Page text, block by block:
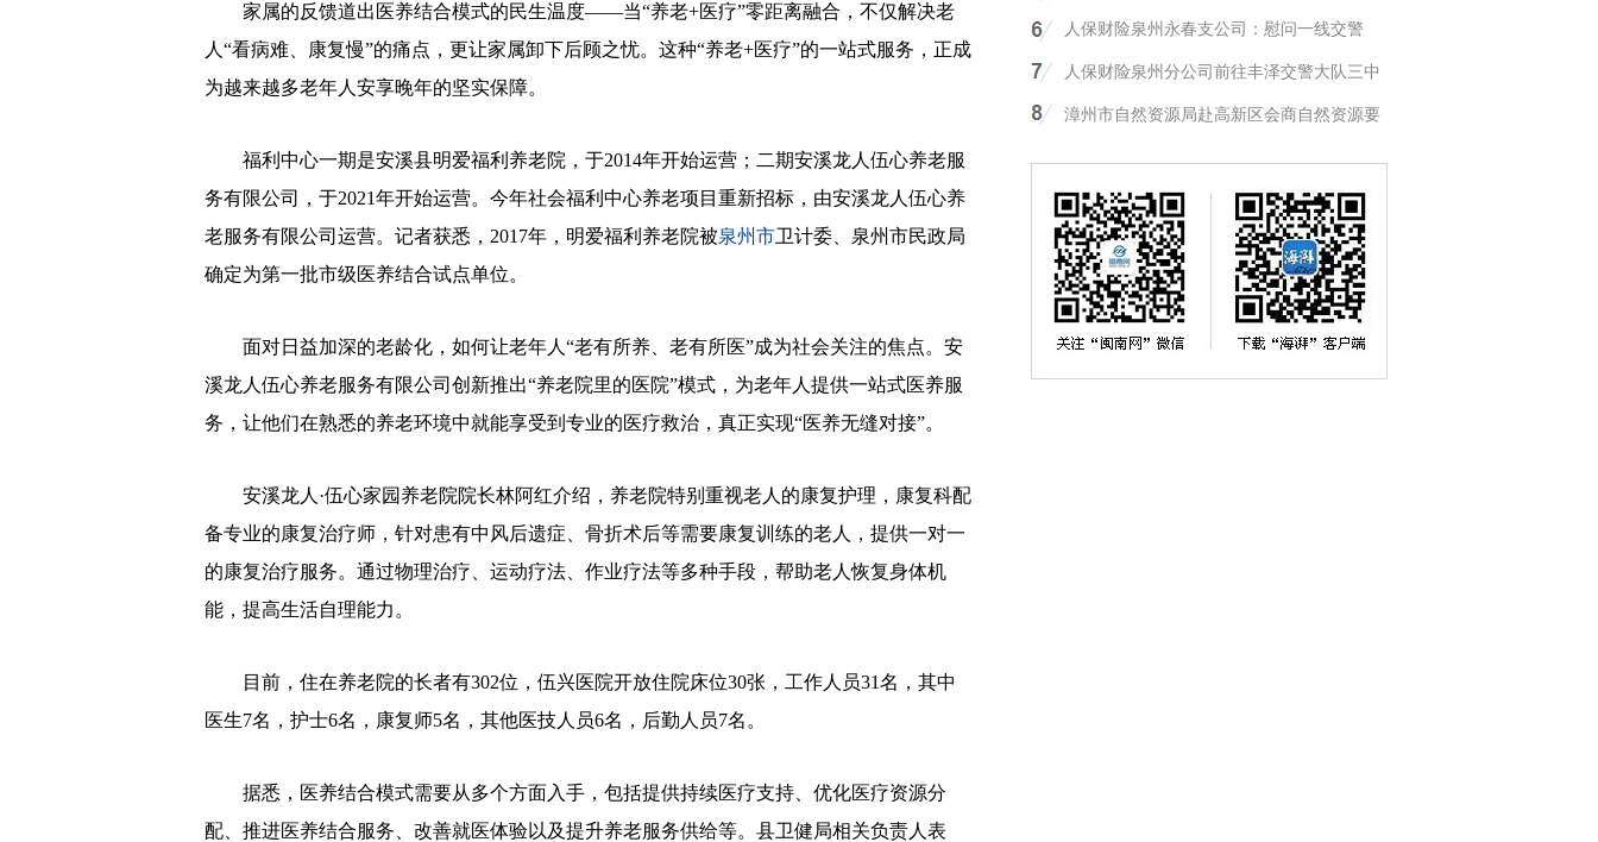
家属的反馈道出医养结合模式的民生温度——当“养老+医疗”零距离融合，不仅解决老
人“看病难、康复慢”的痛点，更让家属卸下后顾之忧。这种“养老+医疗”的一站式服务，正成
为越来越多老年人安享晚年的坚实保障。
福利中心一期是安溪县明爱福利养老院，于2014年开始运营；二期安溪龙人伍心养老服
务有限公司，于2021年开始运营。今年社会福利中心养老项目重新招标，由安溪龙人伍心养
老服务有限公司运营。记者获悉，2017年，明爱福利养老院被泉州市卫计委、泉州市民政局
确定为第一批市级医养结合试点单位。
面对日益加深的老龄化，如何让老年人“老有所养、老有所医”成为社会关注的焦点。安
溪龙人伍心养老服务有限公司创新推出“养老院里的医院”模式，为老年人提供一站式医养服
务，让他们在熟悉的养老环境中就能享受到专业的医疗救治，真正实现“医养无缝对接”。
安溪龙人·伍心家园养老院院长林阿红介绍，养老院特别重视老人的康复护理，康复科配
备专业的康复治疗师，针对患有中风后遗症、骨折术后等需要康复训练的老人，提供一对一
的康复治疗服务。通过物理治疗、运动疗法、作业疗法等多种手段，帮助老人恢复身体机
能，提高生活自理能力。
目前，住在养老院的长者有302位，伍兴医院开放住院床位30张，工作人员31名，其中
医生7名，护士6名，康复师5名，其他医技人员6名，后勤人员7名。
据悉，医养结合模式需要从多个方面入手，包括提供持续医疗支持、优化医疗资源分
配、推进医养结合服务、改善就医体验以及提升养老服务供给等。县卫健局相关负责人表
人保财险泉州永春支公司：慰问一线交警
人保财险泉州分公司前往丰泽交警大队三中
漳州市自然资源局赴高新区会商自然资源要